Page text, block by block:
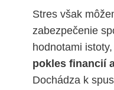
Stres však
zabezpečenie
hodnotami
pokles financií
Dochádza k